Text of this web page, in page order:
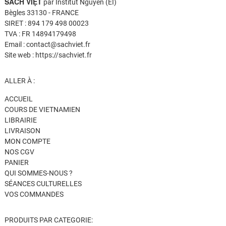
par Institut Nguyen (EI)
Bègles 33130 - FRANCE
SIRET : 894 179 498 00023
TVA : FR 14894179498
Email : contact@sachviet.fr
Site web : https://sachviet.fr
ALLER À :
ACCUEIL
COURS DE VIETNAMIEN
LIBRAIRIE
LIVRAISON
MON COMPTE
NOS CGV
PANIER
QUI SOMMES-NOUS ?
SÉANCES CULTURELLES
VOS COMMANDES
PRODUITS PAR CATEGORIE: